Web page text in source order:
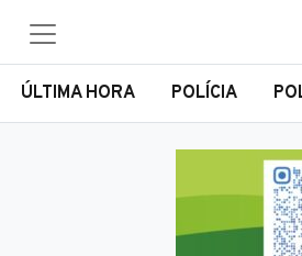
ÚLTIMA HORA POLÍCIA